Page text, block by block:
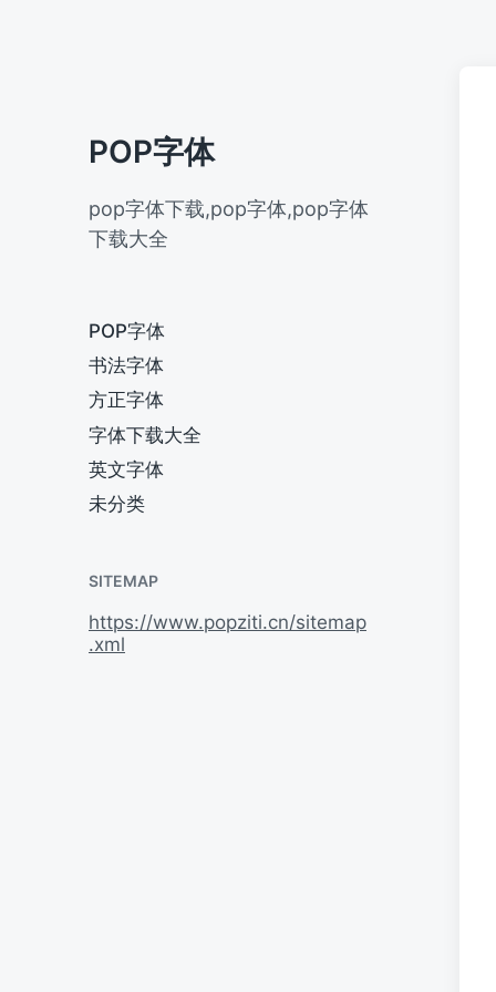
POP字体
pop字体下载,pop字体,pop字体
下载大全
POP字体
书法字体
方正字体
字体下载大全
英文字体
未分类
SITEMAP
https://www.popziti.cn/sitemap
.xml